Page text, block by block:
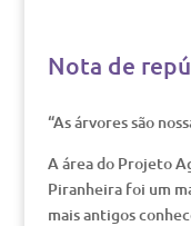
Nota de
“As árvores são
A área do Projeto
Piranheira foi um
mais antigos